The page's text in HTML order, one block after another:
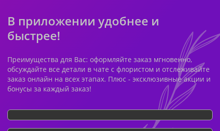
В приложении удобнее и
быстрее!
Преимущества для Вас: оформляйте заказ мгновенно,
обсуждайте все детали в чате с флористом и отслеживайте
заказ онлайн на всех этапах. Плюс - эксклюзивные акции и
бонусы за каждый заказ!